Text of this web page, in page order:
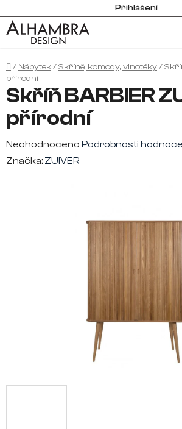
na
obsah
Přihlášení
Domů
/ Nábytek/Skříně, komody, vinotéky/
přírodní
Skříň BARBIER
přírodní
Průměrné
hodnocení
Neohodnoceno Podrobnosti
Značka: ZUIVER